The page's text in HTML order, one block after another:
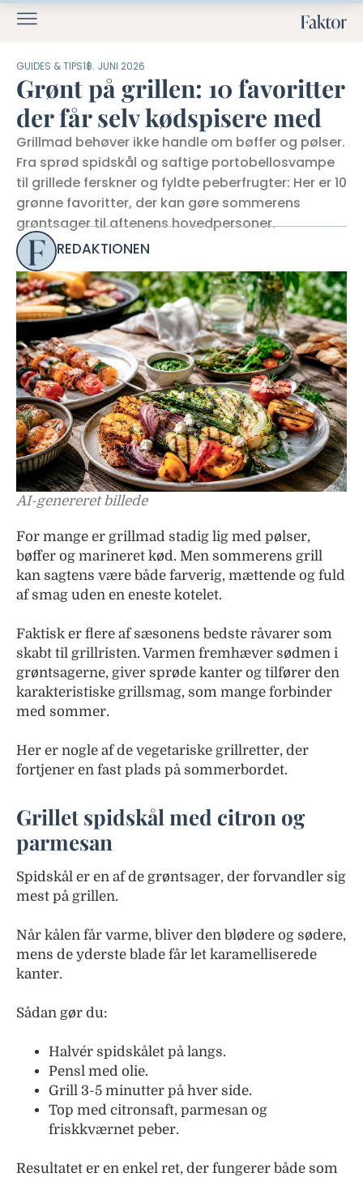
GUIDES & TIPS18. JUNI 2026
Grønt på grillen: 10 favoritter
der får selv kødspisere med
Grillmad behøver ikke handle om bøffer og pølser.
Fra sprød spidskål og saftige portobellosvampe
til grillede ferskner og fyldte peberfrugter: Her er 10
grønne favoritter, der kan gøre sommerens
grøntsager til aftenens hovedpersoner.
REDAKTIONEN
AI-genereret billede
For mange er grillmad stadig lig med pølser,
bøffer og marineret kød. Men sommerens grill
kan sagtens være både farverig, mættende og fuld
af smag uden en eneste kotelet.
Faktisk er flere af sæsonens bedste råvarer som
skabt til grillristen. Varmen fremhæver sødmen i
grøntsagerne, giver sprøde kanter og tilfører den
karakteristiske grillsmag, som mange forbinder
med sommer.
Her er nogle af de vegetariske grillretter, der
fortjener en fast plads på sommerbordet.
Grillet spidskål med citron og
parmesan
Spidskål er en af de grøntsager, der forvandler sig
mest på grillen.
Når kålen får varme, bliver den blødere og sødere,
mens de yderste blade får let karamelliserede
kanter.
Sådan gør du:
Halvér spidskålet på langs.
Pensl med olie.
Grill 3-5 minutter på hver side.
Top med citronsaft, parmesan og
friskkværnet peber.
Resultatet er en enkel ret, der fungerer både som